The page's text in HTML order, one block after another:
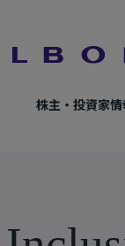
株主・投資家